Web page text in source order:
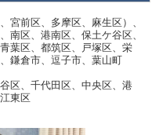
宮前区、多摩区、麻生区）、
南区、港南区、保土ケ谷区、
葉区、都筑区、戸塚区、栄
鎌倉市、逗子市、葉山町
区、千代田区、中央区、港
東区